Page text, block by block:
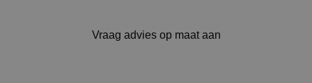
Vraag advies op maat aan